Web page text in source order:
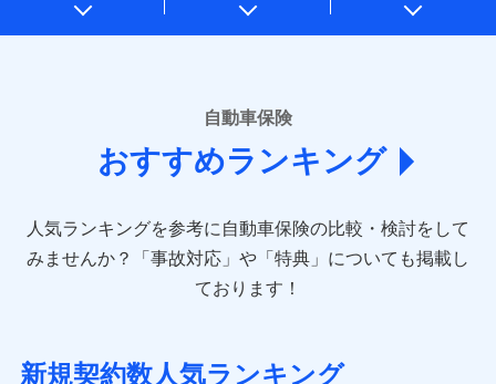
* 当社が委託を受けている保険会社の情報は、保険会社のホ
ームページに掲載しておりますので、ご確認ください。
あいおいニッセイ同和損害保険株式会社
(https://www.aioinissaydowa.co.jp/)
アクサ損害保険株式会社 (https://www.axa-
direct.co.jp/)
sompo.co.jp/)
東京海上ダイレクト損害保険株式会社 (https://www.e-
AIG損害保険株式会社 (https://www.aig.co.jp/sonpo)
ジェイアイ傷害火災保険株式会社
自動車保険
おすすめランキング
人気ランキングを参考に自動車保険の比較・検討をして
みませんか？
「事故対応」や「特典」についても掲載し
ております！
新規契約数人気ランキング